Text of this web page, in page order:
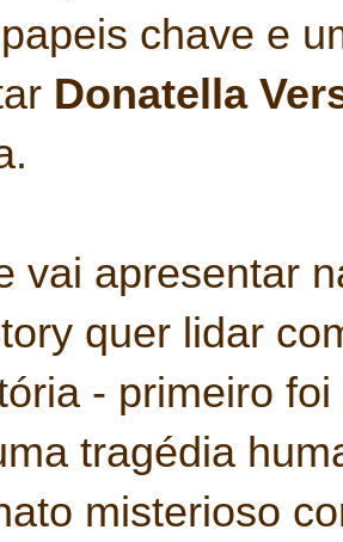
chave e
Donatella
vai apresentar
quer lidar
- primeiro
tragédia
misterioso